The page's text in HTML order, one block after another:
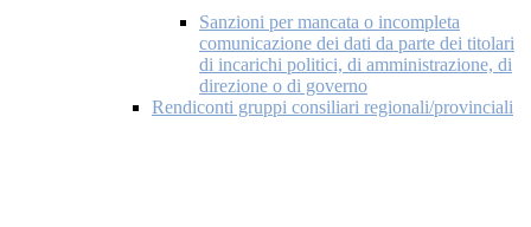
Sanzioni per mancata o incompleta
comunicazione dei dati da parte dei titolari
di incarichi politici, di amministrazione, di
direzione o di governo
Rendiconti gruppi consiliari regionali/provinciali